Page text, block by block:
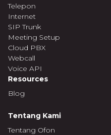
Telepon
Internet
SIP Trunk
Meeting Setup
Cloud PBX
Webcall
Voice API
Resources
Blog
Tentang Kami
Tentang Ofon